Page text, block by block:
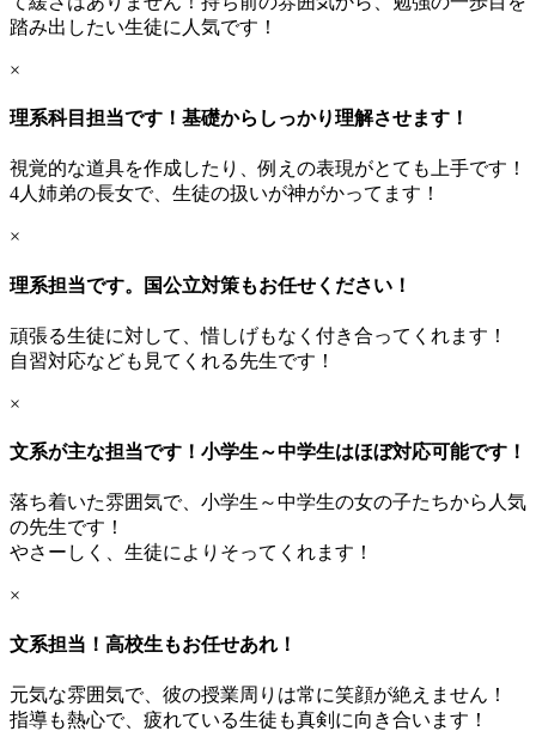
踏み出したい生徒に人気です！
×
理系科目担当です！基礎からしっかり理解させます！
視覚的な道具を作成したり、例えの表現がとても上手です！
4人姉弟の長女で、生徒の扱いが神がかってます！
×
理系担当です。国公立対策もお任せください！
頑張る生徒に対して、惜しげもなく付き合ってくれます！
自習対応なども見てくれる先生です！
×
文系が主な担当です！小学生～中学生はほぼ対応可能です！
落ち着いた雰囲気で、小学生～中学生の女の子たちから人気
の先生です！
やさーしく、生徒によりそってくれます！
×
文系担当！高校生もお任せあれ！
元気な雰囲気で、彼の授業周りは常に笑顔が絶えません！
指導も熱心で、疲れている生徒も真剣に向き合います！